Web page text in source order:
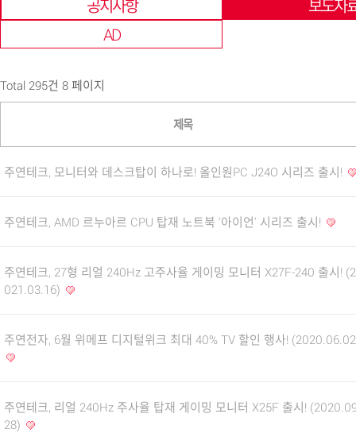
공지사항
보도자
AD
Total 295건 8 페이지
제목
주연테크, 모니터와 데스크탑이 하나로! 올인원PC J24O 시리즈 출시!
주연테크, AMD 르누아르 CPU 탑재 노트북 '아이언' 시리즈 출시!
주연테크, 27형 리얼 240Hz 고주사율 게이밍 모니터 X27F-240 출시! (2
021.03.16)
주연전자, 6월 위메프 디지털위크 최대 40% TV 할인 행사!
주연테크, 리얼 240Hz 주사율 탑재 게이밍 모니터 X25F 출시!
28)